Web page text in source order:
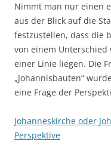
Nimmt man nur einen
aus der Blick auf die
festzustellen, dass die
von einem Unterschied
einer Linie liegen. Die
„Johannisbauten“
eine Frage der
Johanneskirche oder
Perspektive